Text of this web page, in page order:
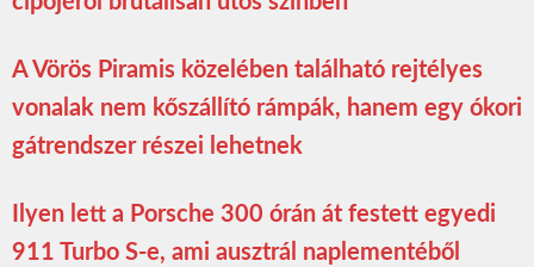
A Vörös Piramis közelében található rejtélyes
vonalak nem kőszállító rámpák, hanem egy ókori
gátrendszer részei lehetnek
Ilyen lett a Porsche 300 órán át festett egyedi
911 Turbo S-e, ami ausztrál naplementéből